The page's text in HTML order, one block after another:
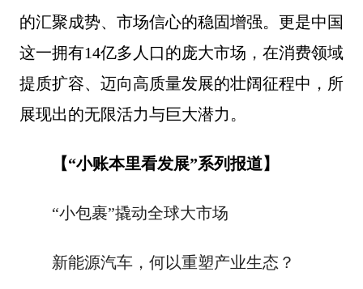
的汇聚成势、市场信心的稳固增强。更是中国
这一拥有14亿多人口的庞大市场，在消费领域
提质扩容、迈向高质量发展的壮阔征程中，所
展现出的无限活力与巨大潜力。
【“小账本里看发展”系列报道】
“小包裹”撬动全球大市场
新能源汽车，何以重塑产业生态？